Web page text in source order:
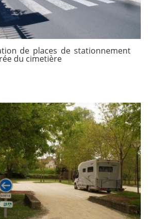
de places de stationnement
du cimetière